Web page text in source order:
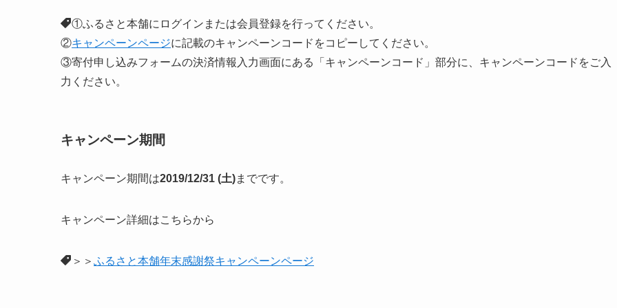
①ふるさと本舗にログインまたは会員登録を行ってください。
②キャンペーンページに記載のキャンペーンコードをコピーしてください。
③寄付申し込みフォームの決済情報入力画面にある「キャンペーンコード」部分に、キャンペーンコードをご入
力ください。
キャンペーン期間
キャンペーン期間は2019/12/31 (土)までです。
キャンペーン詳細はこちらから
＞＞ ふるさと本舗年末感謝祭キャンペーンページ